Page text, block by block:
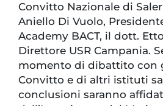
Convitto Nazionale di
Aniello Di Vuolo,
Academy BACT, il dott.
Direttore USR Campania.
momento di dibattito con
Convitto e di altri istituti
conclusioni saranno